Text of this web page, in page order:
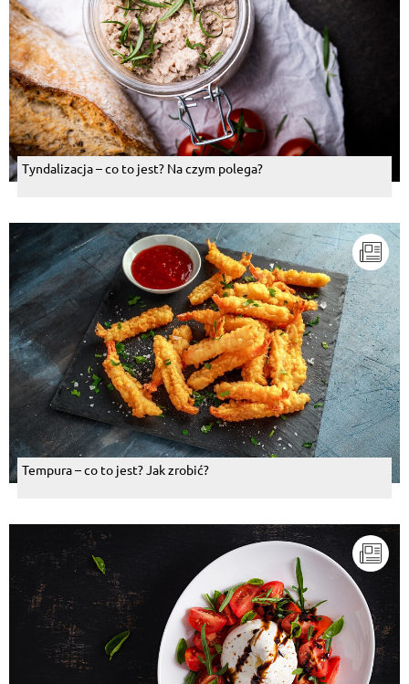
Pokaż więcej komentarzy
Tyndalizacja – co to jest? Na czym polega?
Tempura – co to jest? Jak zrobić?